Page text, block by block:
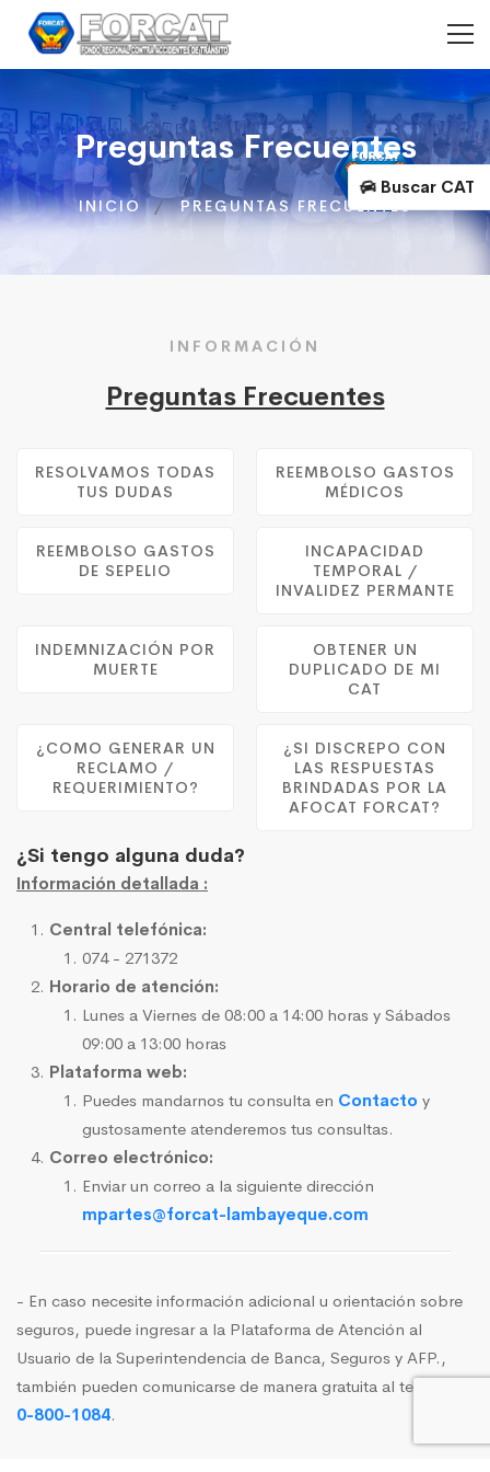
Preguntas Frecuentes
INICIO PREGUNTAS FRECUENTES
INFORMACIÓN
Preguntas Frecuentes
RESOLVAMOS TODAS
TUS DUDAS
REEMBOLSO GASTOS
MÉDICOS
REEMBOLSO GASTOS
DE SEPELIO
INCAPACIDAD
TEMPORAL /
INVALIDEZ PERMANTE
INDEMNIZACIÓN POR
MUERTE
OBTENER UN
DUPLICADO DE MI
CAT
¿COMO GENERAR UN
RECLAMO /
REQUERIMIENTO?
¿SI DISCREPO CON
LAS RESPUESTAS
BRINDADAS POR LA
AFOCAT FORCAT?
¿Si tengo alguna duda?
Información detallada :
Central telefónica:
074 - 271372
Horario de atención:
Lunes a Viernes de 08:00 a 14:00 horas y Sábados
09:00 a 13:00 horas
Plataforma web:
Puedes mandarnos tu consulta en Contacto y
gustosamente atenderemos tus consultas.
Correo electrónico:
Enviar un correo a la siguiente dirección
mpartes@forcat-lambayeque.com
- En caso necesite información adicional u orientación sobre
seguros, puede ingresar a la Plataforma de Atención al
Usuario de la Superintendencia de Banca, Seguros y AFP.,
también pueden comunicarse de manera gratuita al telefóno
0-800-1084.
Buscar CAT